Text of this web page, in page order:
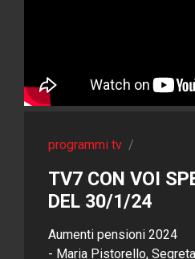
programmi tv /
TV7 CON VOI
DEL 30/1/24
Aumenti pensioni 2024
- Maria Pistorello,